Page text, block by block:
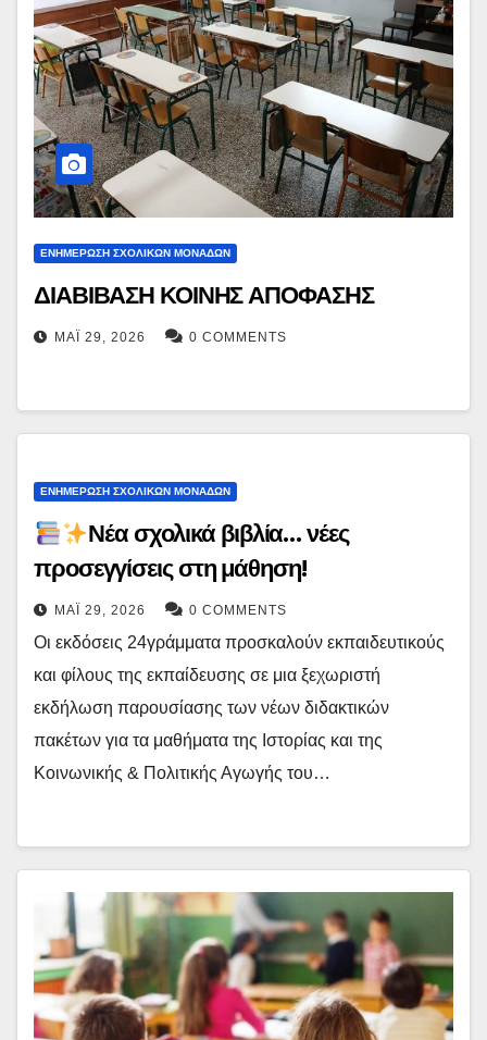
ΕΝΗΜΕΡΩΣΗ ΣΧΟΛΙΚΩΝ ΜΟΝΑΔΩΝ
ΔΙΑΒΙΒΑΣΗ ΚΟΙΝΗΣ ΑΠΟΦΑΣΗΣ
ΜΆΙ 29, 2026 0 COMMENTS
ΕΝΗΜΕΡΩΣΗ ΣΧΟΛΙΚΩΝ ΜΟΝΑΔΩΝ
Νέα σχολικά βιβλία… νέες
προσεγγίσεις στη μάθηση!
ΜΆΙ 29, 2026 0 COMMENTS
Οι εκδόσεις 24γράμματα προσκαλούν εκπαιδευτικούς
και φίλους της εκπαίδευσης σε μια ξεχωριστή
εκδήλωση παρουσίασης των νέων διδακτικών
πακέτων για τα μαθήματα της Ιστορίας και της
Κοινωνικής & Πολιτικής Αγωγής του…